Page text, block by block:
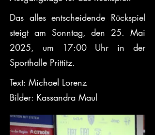
Das alles entscheidende Rückspiel
steigt am Sonntag, den 25. Mai
2025, um 17:00 Uhr in der
Sporthalle Prittitz.
Text: Michael Lorenz
Bilder: Kassandra Maul